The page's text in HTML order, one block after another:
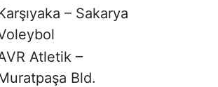
– Sakarya
Atletik –
Bld.